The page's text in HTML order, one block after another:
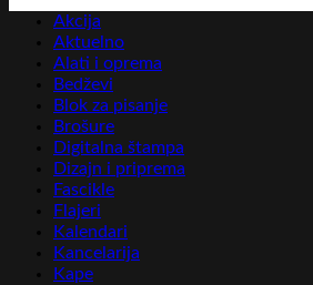
Akcija
Aktuelno
Alati i oprema
Bedževi
Blok za pisanje
Brošure
Digitalna štampa
Dizajn i priprema
Fascikle
Flajeri
Kalendari
Kancelarija
Kape